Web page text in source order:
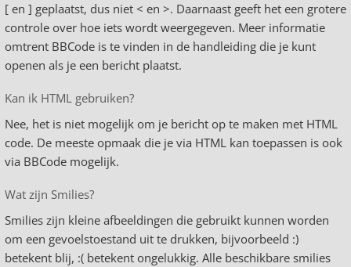
[ en ] geplaatst, dus niet < en >. Daarnaast geeft het een grotere
controle over hoe iets wordt weergegeven. Meer informatie
omtrent BBCode is te vinden in de handleiding die je kunt
openen als je een bericht plaatst.
Kan ik HTML gebruiken?
Nee, het is niet mogelijk om je bericht op te maken met HTML
code. De meeste opmaak die je via HTML kan toepassen is ook
via BBCode mogelijk.
Wat zijn Smilies?
Smilies zijn kleine afbeeldingen die gebruikt kunnen worden
om een gevoelstoestand uit te drukken, bijvoorbeeld :)
betekent blij, :( betekent ongelukkig. Alle beschikbare smilies